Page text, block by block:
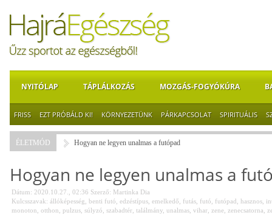
NYITÓLAP TÁPLÁLKOZÁS MOZGÁS-FOGYÓKÚRA
FRISS EZT PRÓBÁLD KI! KÖRNYEZETÜNK PÁRKAPCSOLAT SPIRITUÁLIS
ÉLETMÓD Hogyan ne legyen unalmas a futópad
Hogyan ne legyen unalmas a
Dátum: 2020.10.27., 02:36 Szerző: Martinka Dia
Kulcsszavak: állóképesség benti futó edzéstípus emelkedő futás futó futópad hasznos
monoton otthon pulzus súlyzó szabadtér találmány unalmas vihar zene zenecsatorna